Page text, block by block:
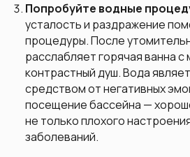
Попробуйте водные
усталость и раздражение
процедуры. После
расслабляет горячая ванна
контрастный душ. Вода
средством от негативных
посещение бассейна —
не только плохого
заболеваний.